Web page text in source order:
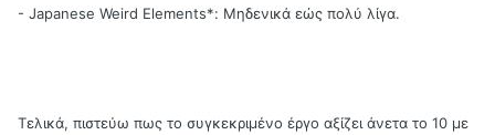
- Japanese Weird Elements*: Μηδενικά εώς πολύ λίγα.
Τελικά, πιστεύω πως το συγκεκριμένο έργο αξίζει άνετα το 10 με